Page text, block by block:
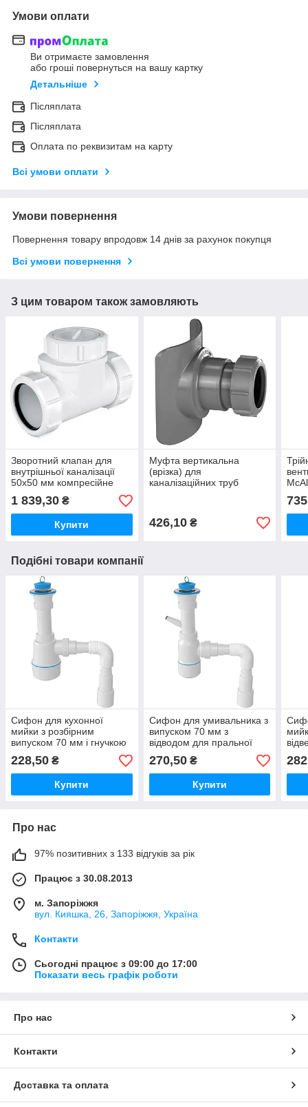
Умови оплати
Ви отримаєте замовлення
або гроші повернуться на вашу картку
Детальніше
Післяплата
Післяплата
Оплата по реквизитам на карту
Всі умови оплати
Умови повернення
Повернення товару впродовж 14 днів за рахунок покупця
Всі умови повернення
З цим товаром також замовляють
Зворотний клапан для
внутрішньої каналізації
50х50 мм компресійне
з'єднання Z2850-NRV
McAlpine
1 839,30 ₴
Купити
Муфта вертикальна
(врізка) для
каналізаційних труб
McAlpine
426,10₴
Подібні товари компанії
Сифон для кухонної
мийки з розбірним
випуском 70 мм і гнучкою
переливу NOVA 1060N
228,50 ₴
Купити
Сифон для умивальника з
випуском 70 мм з
відводом для пральної
40/50мм NOVA 1054N
270,50₴
Купити
40/
282
Про нас
97% позитивних з 133 відгуків за рік
Працює з 30.08.2013
м. Запоріжжя
вул. Кияшка, 26, Запоріжжя, Україна
Контакти
Сьогодні працює з 09:00 до 17:00
Показати весь графік роботи
Про нас
Контакти
Доставка та оплата